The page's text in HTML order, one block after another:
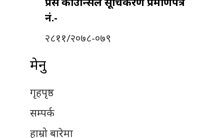
नं.-
२८११/२०७८-०७९
मेनु
गृहपृष्ठ
सम्पर्क
हाम्रो बारेमा